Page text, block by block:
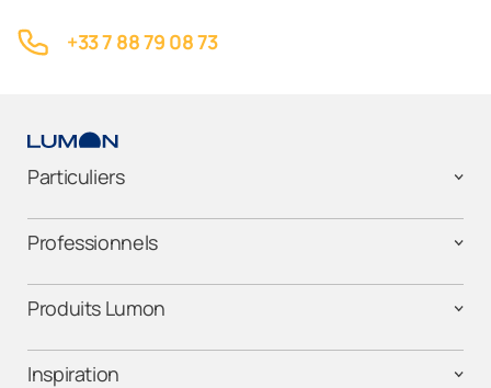
+33 7 88 79 08 73
Particuliers
Professionnels
Produits Lumon
Inspiration